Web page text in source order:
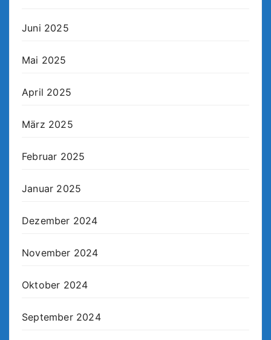
Juni 2025
Mai 2025
April 2025
März 2025
Februar 2025
Januar 2025
Dezember 2024
November 2024
Oktober 2024
September 2024